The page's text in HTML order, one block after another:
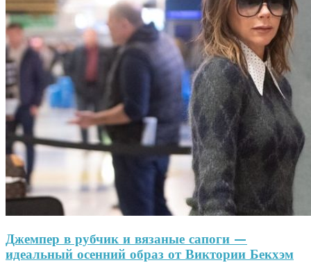
Джемпер в рубчик и вязаные сапоги —
идеальный осенний образ от Виктории Бекхэм